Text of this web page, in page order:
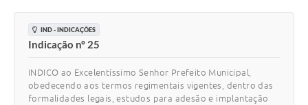
IND - INDICAÇÕES
Indicação nº 25
INDICO ao Excelentíssimo Senhor Prefeito Municipal,
obedecendo aos termos regimentais vigentes, dentro das
formalidades legais, estudos para adesão e implantação